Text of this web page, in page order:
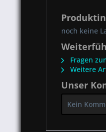
noch keine
Fragen
Weitere
Unser
Kein